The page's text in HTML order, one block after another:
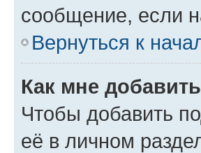
сообщение, если
Вернуться к
Как мне
Чтобы добавить
её в личном